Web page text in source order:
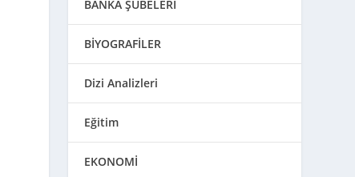
BANKA ŞUBELERİ
BİYOGRAFİLER
Dizi Analizleri
Eğitim
EKONOMİ